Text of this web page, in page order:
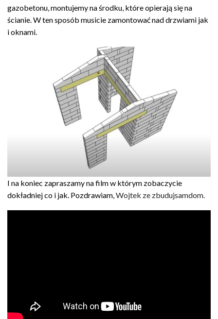
gazobetonu, montujemy na środku, które opierają się na
ścianie. W ten sposób musicie zamontować nad drzwiami jak
i oknami.
I na koniec zapraszamy na film w którym zobaczycie
dokładniej co i jak. Pozdrawiam,Wojtek ze zbudujsamdom.